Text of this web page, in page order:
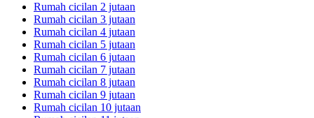
Rumah cicilan 2 jutaan
Rumah cicilan 3 jutaan
Rumah cicilan 4 jutaan
Rumah cicilan 5 jutaan
Rumah cicilan 6 jutaan
Rumah cicilan 7 jutaan
Rumah cicilan 8 jutaan
Rumah cicilan 9 jutaan
Rumah cicilan 10 jutaan